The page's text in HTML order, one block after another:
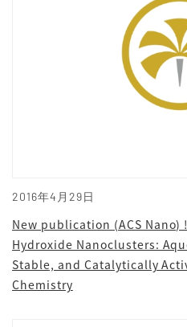
2016年4月29日
New publication (ACS
Hydroxide Nanoclusters:
Stable, and Catalytically
Chemistry